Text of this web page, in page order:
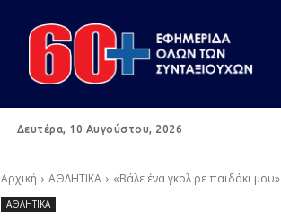
Δευτέρα, 10 Αυγούστου, 2026
Αρχική ΑΘΛΗΤΙΚΑ «Βάλε ένα γκολ ρε παιδάκι μου»
ΑΘΛΗΤΙΚΑ